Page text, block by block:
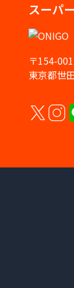
スーパ
〒154-
東京都世